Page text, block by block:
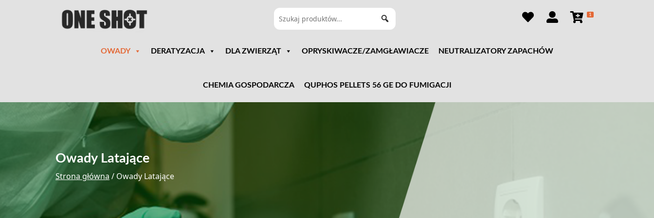
1
OWADY DERATYZACJA DLA ZWIERZĄT OPRYSKIWACZE/ZAMGŁAWIACZE NEUTRALIZATORY ZAPACHÓW
CHEMIA GOSPODARCZA QUPHOS PELLETS 56 GE DO FUMIGACJI
Owady Latające
Strona główna / Owady Latające